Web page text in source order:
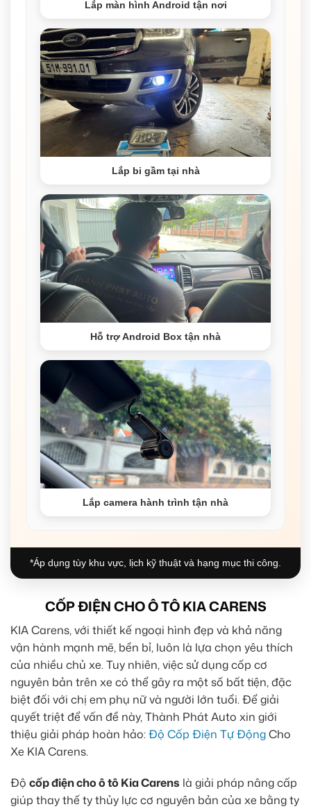
Lắp màn hình Android tận nơi
Lắp bi gầm tại nhà
Hỗ trợ Android Box tận nhà
Lắp camera hành trình tận nhà
*Áp dụng tùy khu vực, lịch kỹ thuật và hạng mục thi công.
CỐP ĐIỆN CHO Ô TÔ KIA CARENS
KIA Carens, với thiết kế ngoại hình đẹp và khả năng
vận hành mạnh mẽ, bền bỉ, luôn là lựa chọn yêu thích
của nhiều chủ xe. Tuy nhiên, việc sử dụng cốp cơ
nguyên bản trên xe có thể gây ra một số bất tiện, đặc
biệt đối với chị em phụ nữ và người lớn tuổi. Để giải
quyết triệt để vấn đề này, Thành Phát Auto xin giới
thiệu giải pháp hoàn hảo:Độ Cốp Điện Tự ĐộngCho
Xe KIA Carens.
Độ cốp điện cho ô tô Kia Carens là giải pháp nâng cấp
giúp thay thế ty thủy lực cơ nguyên bản của xe bằng ty